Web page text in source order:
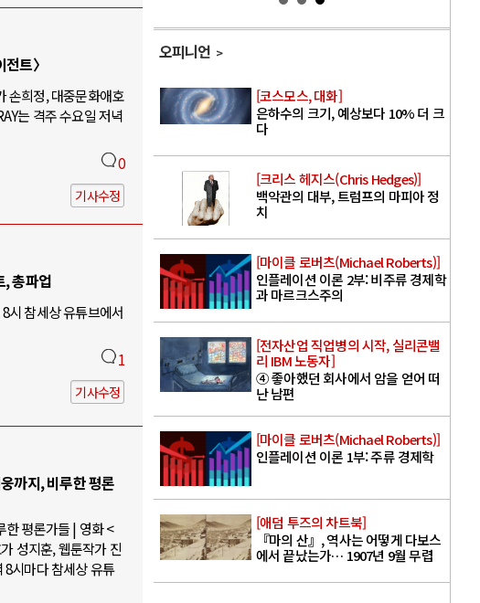
트〉
손희정, 대중문화애호
는 격주 수요일 저녁
0
기사수정
, 총파업
시 참세상 유튜브에서
1
기사수정
까지, 비루한 평론
한 평론가들 | 영화 <
성지훈, 웹툰작가 진
8시마다 참세상 유튜
오피니언
[코스모스, 대화]
은하수의 크기, 예상보다 10% 더 크
다
[크리스 헤지스(Chris Hedges)]
백악관의 대부, 트럼프의 마피아 정
치
[마이클 로버츠(Michael Roberts)]
인플레이션 이론 2부: 비주류 경제학
과 마르크스주의
[전자산업 직업병의 시작, 실리콘밸
리 IBM 노동자]
④ 좋아했던 회사에서 암을 얻어 떠
난 남편
[마이클 로버츠(Michael Roberts)]
인플레이션 이론 1부: 주류 경제학
[애덤 투즈의 차트북]
『마의 산』, 역사는 어떻게 다보스
에서 끝났는가… 1907년 9월 무렵